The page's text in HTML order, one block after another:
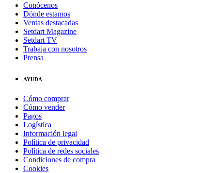
Conócenos
Dónde estamos
Ventas destacadas
Setdart Magazine
Setdart TV
Trabaja con nosotros
Prensa
AYUDA
Cómo comprar
Cómo vender
Pagos
Logística
Información legal
Política de privacidad
Política de redes sociales
Condiciones de compra
Cookies